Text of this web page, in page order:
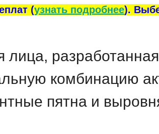
(узнать подробнее).
лица,
комбинацию
пятна и